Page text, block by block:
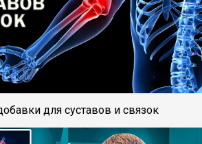
для суставов и связок